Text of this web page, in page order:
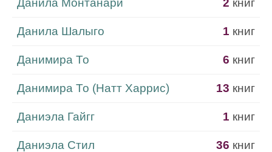
Данила Монтанари 2 книг
Данила Шалыго 1 книг
Данимира То 6 книг
Данимира То (Натт Харрис) 13 книг
Даниэла Гайгг 1 книг
Даниэла Стил 36 книг